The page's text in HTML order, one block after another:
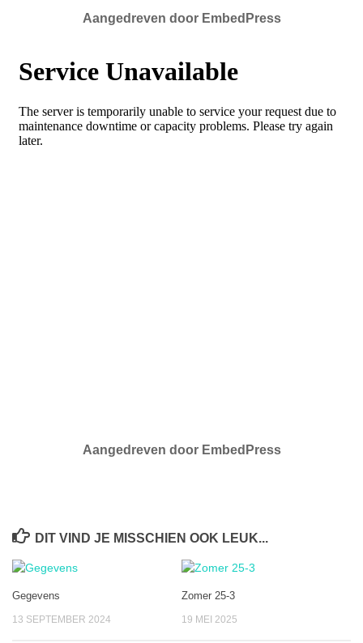
Aangedreven door EmbedPress
Aangedreven door EmbedPress
DIT VIND JE MISSCHIEN OOK LEUK...
Gegevens
13 SEPTEMBER 2024
Zomer 25-3
19 MEI 2025